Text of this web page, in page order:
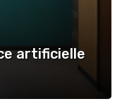
artificielle